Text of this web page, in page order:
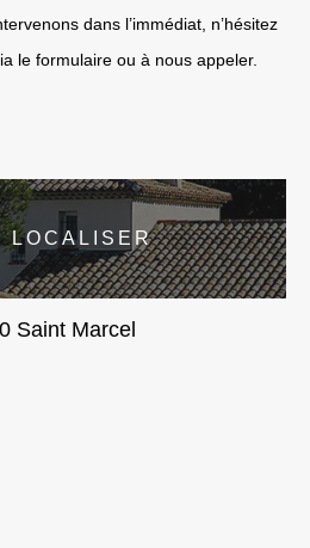
dans l’immédiat, n’hésitez
le formulaire ou à nous appeler.
LOCALISER
Saint Marcel